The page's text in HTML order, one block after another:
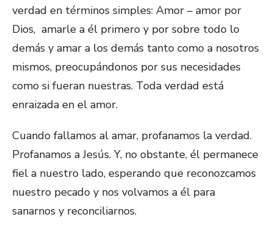
verdad en términos simples: Amor – amor por
Dios, amarle a él primero y por sobre todo lo
demás y amar a los demás tanto como a nosotros
mismos, preocupándonos por sus necesidades
como si fueran nuestras. Toda verdad está
enraizada en el amor.
Cuando fallamos al amar, profanamos la verdad.
Profanamos a Jesús. Y, no obstante, él permanece
fiel a nuestro lado, esperando que reconozcamos
nuestro pecado y nos volvamos a él para
sanarnos y reconciliarnos.